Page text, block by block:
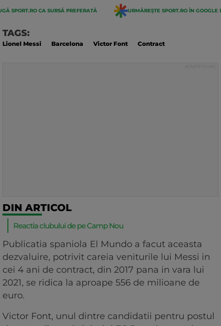
SPORT.RO CA SURSĂ PREFERATĂ URMĂREȘTE SPORT.RO ÎN GOOGLE
TAGS:
Lionel Messi Barcelona Victor Font Contract
DIN ARTICOL
Reactia clubului de pe Camp Nou
Publicatia spaniola El Mundo a facut aceasta
dezvaluire, potrivit careia veniturile lui Messi in
cei 4 ani de contract, din 2017 pana in vara lui
2021, se ridica la aproape 556 de milioane de
euro.
Victor Font, unul dintre candidatii pentru postul